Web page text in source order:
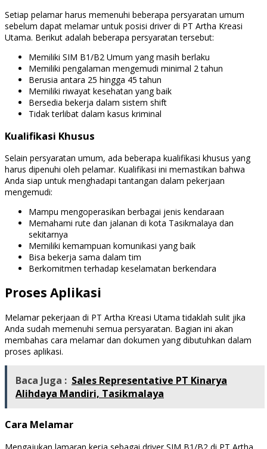
Setiap pelamar harus memenuhi beberapa persyaratan umum
sebelum dapat melamar untuk posisi driver di PT Artha Kreasi
Utama. Berikut adalah beberapa persyaratan tersebut:
Memiliki SIM B1/B2 Umum yang masih berlaku
Memiliki pengalaman mengemudi minimal 2 tahun
Berusia antara 25 hingga 45 tahun
Memiliki riwayat kesehatan yang baik
Bersedia bekerja dalam sistem shift
Tidak terlibat dalam kasus kriminal
Kualifikasi Khusus
Selain persyaratan umum, ada beberapa kualifikasi khusus yang
harus dipenuhi oleh pelamar. Kualifikasi ini memastikan bahwa
Anda siap untuk menghadapi tantangan dalam pekerjaan
mengemudi:
Mampu mengoperasikan berbagai jenis kendaraan
Memahami rute dan jalanan di kota Tasikmalaya dan
sekitarnya
Memiliki kemampuan komunikasi yang baik
Bisa bekerja sama dalam tim
Berkomitmen terhadap keselamatan berkendara
Proses Aplikasi
Melamar pekerjaan di PT Artha Kreasi Utama tidaklah sulit jika
Anda sudah memenuhi semua persyaratan. Bagian ini akan
membahas cara melamar dan dokumen yang dibutuhkan dalam
proses aplikasi.
Baca Juga : Sales Representative PT Kinarya
Alihdaya Mandiri, Tasikmalaya
Cara Melamar
Mengajukan lamaran kerja sebagai driver SIM B1/B2 di PT Artha